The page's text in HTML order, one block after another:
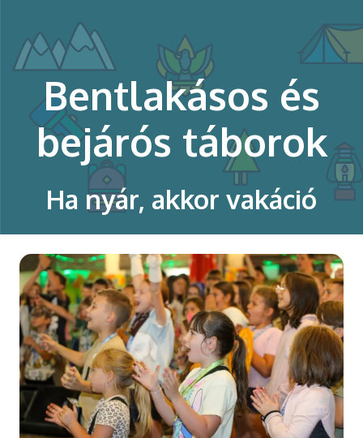
Bentlakásos és
bejárós táborok
Ha nyár, akkor vakáció